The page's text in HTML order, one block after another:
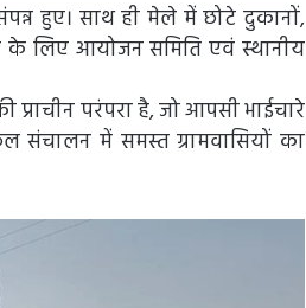
हुए। साथ ही मेले में छोटे दुकानों,
के लिए आयोजन समिति एवं स्थानीय
परंपरा है, जो आपसी भाईचारे
में समस्त ग्रामवासियों का